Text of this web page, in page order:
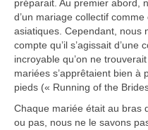
Paludisme au
Les articles du
France
Carte de la France
Notre région, la
préparait. Au premier abord,
d’un mariage collectif
asiatiques. Cependant, nous
compte qu’il s’agissait
incroyable qu’on ne
mariées s’apprêtaient bien à
pieds (« Running of the
Chaque mariée était au bras
ou pas, nous ne le savons